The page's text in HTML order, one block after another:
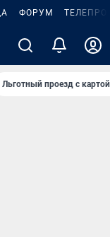
ФОРУМ
Льготный проезд с